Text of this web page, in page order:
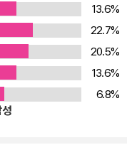
고, 한 국가의 ‘급변’이
력 있는 안목을 갖게 될
13.6%
22.7%
20.5%
13.6%
6.8%